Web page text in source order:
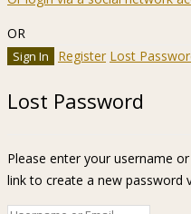
OR
Register Lost
Lost Password
Please enter your username
link to create a new password